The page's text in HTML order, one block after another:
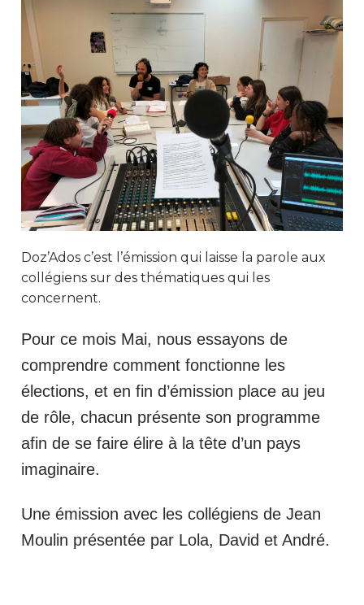
Doz’Ados c’est l’émission qui laisse la parole aux
collégiens sur des thématiques qui les
concernent.
Pour ce mois Mai, nous essayons de
comprendre comment fonctionne les
élections, et en fin d’émission place au jeu
de rôle, chacun présente son programme
afin de se faire élire à la tête d’un pays
imaginaire.
Une émission avec les collégiens de Jean
Moulin présentée par Lola, David et André.